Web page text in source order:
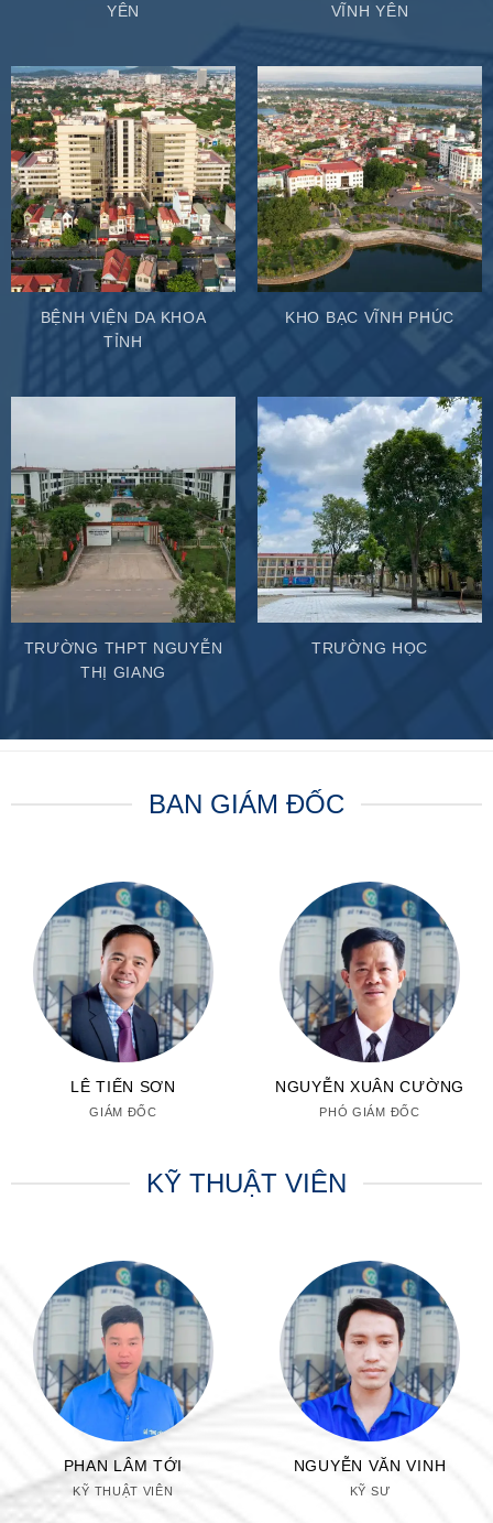
YÊN
VĨNH YÊN
BỆNH VIỆN DA KHOA
TỈNH
KHO BẠC VĨNH PHÚC
TRƯỜNG THPT NGUYỄN
THỊ GIANG
TRƯỜNG HỌC
BAN GIÁM ĐỐC
LÊ TIẾN SƠN
GIÁM ĐỐC
NGUYỄN XUÂN CƯỜNG
PHÓ GIÁM ĐỐC
KỸ THUẬT VIÊN
PHAN LÂM TỚI
KỸ THUẬT VIÊN
NGUYỄN VĂN VINH
KỸ SƯ